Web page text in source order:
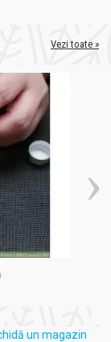
Vezi toate »
un magazin